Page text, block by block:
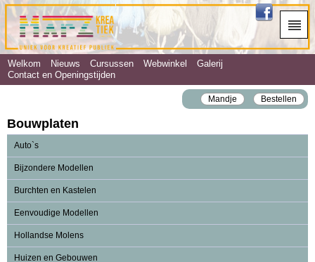
Welkom Nieuws Cursussen Webwinkel
Galerij
Contact en Openingstijden
Mandje Bestellen
Bouwplaten
Auto`s
Bijzondere Modellen
Burchten en Kastelen
Eenvoudige Modellen
Hollandse Molens
Huizen en Gebouwen